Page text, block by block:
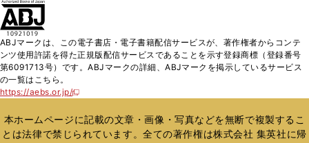
く
ド
ウ
で
ィ
ン
ド
開
く
ABJマークは、この電子書店・電子書籍配信サービスが、著作権者からコンテ
ンツ使用許諾を得た正規版配信サービスであることを示す登録商標（登録番号
第6091713号）です。ABJマークの詳細、ABJマークを掲示しているサービス
の一覧はこちら。
https://aebs.or.jp/
新
い
ウ
ィ
本ホームページに記載の文章・画像・写真などを無断で複製するこ
とは法律で禁じられています。全ての著作権は株式会社 集英社に帰